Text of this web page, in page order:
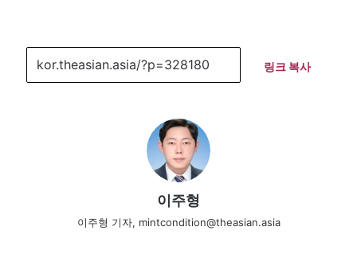
링크 복사
이주형
이주형 기자, mintcondition@theasian.asia